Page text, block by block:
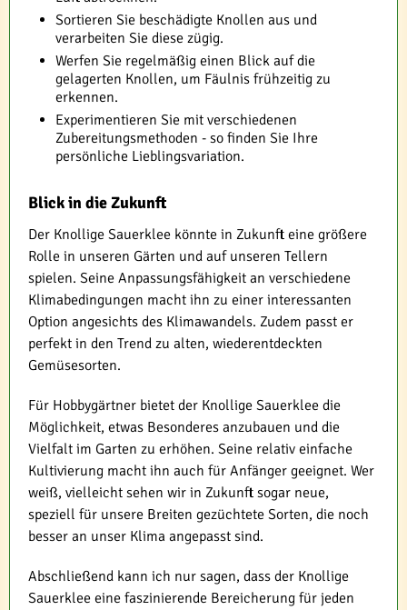
Sortieren Sie beschädigte Knollen aus und
verarbeiten Sie diese zügig.
Werfen Sie regelmäßig einen Blick auf die
gelagerten Knollen, um Fäulnis frühzeitig zu
erkennen.
Experimentieren Sie mit verschiedenen
Zubereitungsmethoden - so finden Sie Ihre
persönliche Lieblingsvariation.
Blick in die Zukunft
Der Knollige Sauerklee könnte in Zukunft eine größere
Rolle in unseren Gärten und auf unseren Tellern
spielen. Seine Anpassungsfähigkeit an verschiedene
Klimabedingungen macht ihn zu einer interessanten
Option angesichts des Klimawandels. Zudem passt er
perfekt in den Trend zu alten, wiederentdeckten
Gemüsesorten.
Für Hobbygärtner bietet der Knollige Sauerklee die
Möglichkeit, etwas Besonderes anzubauen und die
Vielfalt im Garten zu erhöhen. Seine relativ einfache
Kultivierung macht ihn auch für Anfänger geeignet. Wer
weiß, vielleicht sehen wir in Zukunft sogar neue,
speziell für unsere Breiten gezüchtete Sorten, die noch
besser an unser Klima angepasst sind.
Abschließend kann ich nur sagen, dass der Knollige
Sauerklee eine faszinierende Bereicherung für jeden